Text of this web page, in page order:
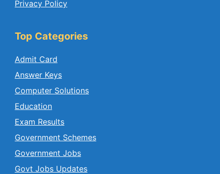
Privacy Policy
Top Categories
Admit Card
Answer Keys
Computer Solutions
Education
Exam Results
Government Schemes
Government Jobs
Govt Jobs Updates